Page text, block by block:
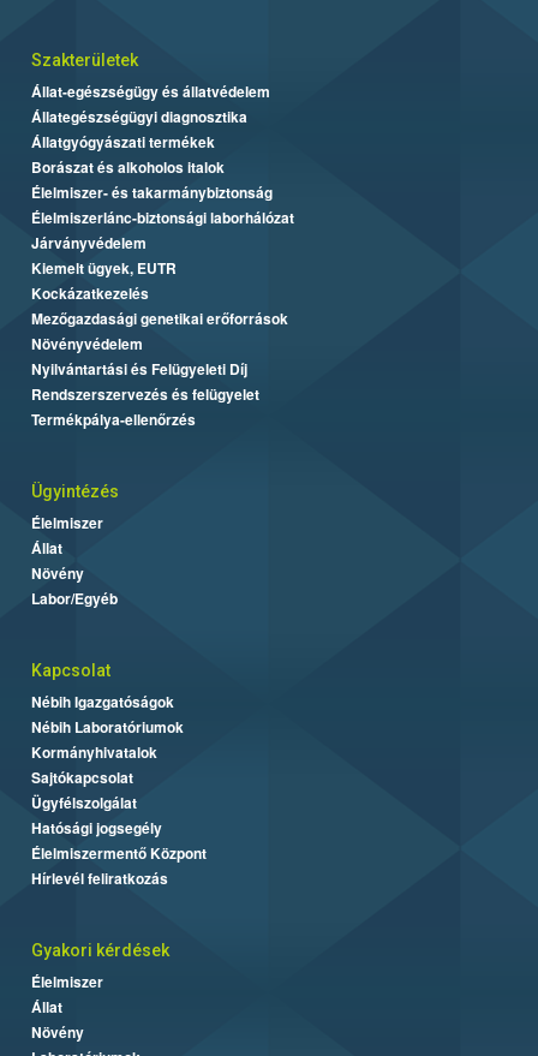
Szakterületek
Állat-egészségügy és állatvédelem
Állategészségügyi diagnosztika
Állatgyógyászati termékek
Borászat és alkoholos italok
Élelmiszer- és takarmánybiztonság
Élelmiszerlánc-biztonsági laborhálózat
Járványvédelem
Kiemelt ügyek, EUTR
Kockázatkezelés
Mezőgazdasági genetikai erőforrások
Növényvédelem
Nyilvántartási és Felügyeleti Díj
Rendszerszervezés és felügyelet
Termékpálya-ellenőrzés
Ügyintézés
Élelmiszer
Állat
Növény
Labor/Egyéb
Kapcsolat
Nébih Igazgatóságok
Nébih Laboratóriumok
Kormányhivatalok
Sajtókapcsolat
Ügyfélszolgálat
Hatósági jogsegély
Élelmiszermentő Központ
Hírlevél feliratkozás
Gyakori kérdések
Élelmiszer
Állat
Növény